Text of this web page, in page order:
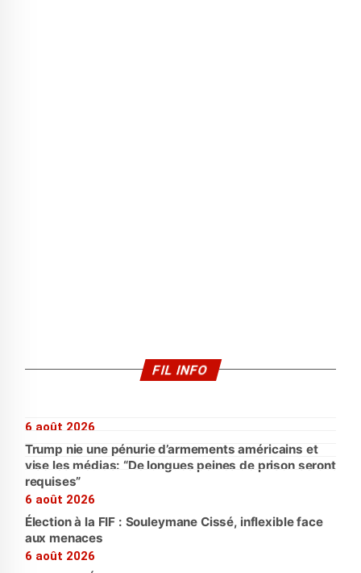
FIL INFO
6 août 2026
Trump nie une pénurie d’armements américains et
vise les médias: “De longues peines de prison seront
requises”
6 août 2026
Élection à la FIF : Souleymane Cissé, inflexible face
aux menaces
6 août 2026